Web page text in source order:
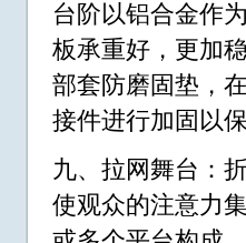
台阶以铝合金作
板承重好，更加
部套防磨固垫，
接件进行加固以
九、拉网舞台：
使观众的注意力